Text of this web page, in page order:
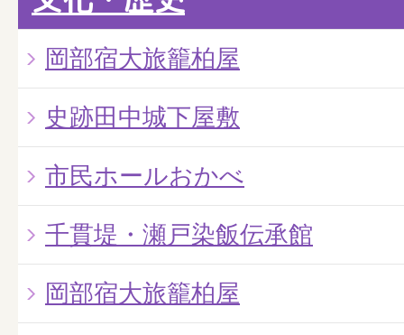
岡部宿大旅籠柏屋
史跡田中城下屋敷
市民ホールおかべ
千貫堤・瀬戸染飯伝承館
岡部宿大旅籠柏屋